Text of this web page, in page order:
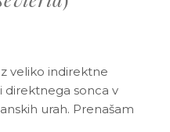
veliko indirektne
direktnega sonca v
urah. Prenašam